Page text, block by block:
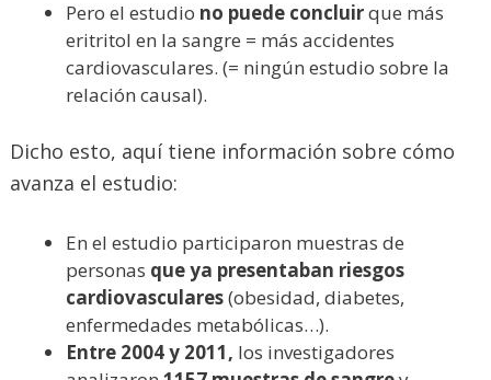
Pero el estudio no puede concluirque más
eritritol en la sangre = más accidentes
cardiovasculares. (= ningún estudio sobre la
relación causal).
Dicho esto, aquí tiene información sobre cómo
avanza el estudio:
En el estudio participaron muestras de
personas que ya presentaban riesgos
cardiovasculares(obesidad, diabetes,
enfermedades metabólicas…).
Entre 2004 y 2011, los investigadores